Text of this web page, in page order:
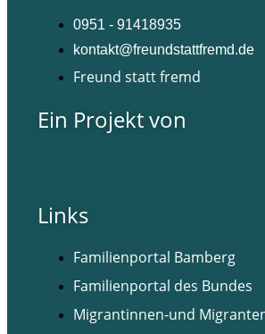
0951 - 91418935
kontakt@freundstattfremd.de
Freund statt fremd
Ein Projekt von
Links
Familienportal Bamberg
Familienportal des Bundes
Migrantinnen-und